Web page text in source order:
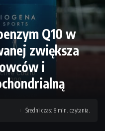
Q10 w
zwiększa
i
Średni czas: 8 min. czytania.